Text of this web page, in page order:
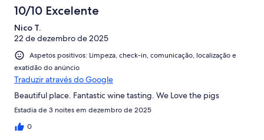
10/10 Excelente
Nico T.
22 de dezembro de 2025
Aspetos positivos: Limpeza, check-in, comunicação, localização e
exatidão do anúncio
Traduzir através do Google
Beautiful place. Fantastic wine tasting. We Love the pigs
Estadia de 3 noites em dezembro de 2025
0